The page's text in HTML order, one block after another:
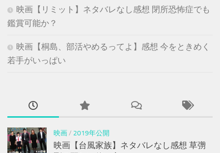
映画【リミット】ネタバレなし感想 閉所恐怖症でも
鑑賞可能か？
映画【桐島、部活やめるってよ】感想 今をときめく
若手がいっぱい
映画/ 2019年公開
映画【台風家族】ネタバレなし感想 草彅